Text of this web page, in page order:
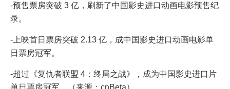
-预售票房突破 3 亿，刷新了中国影史进口动画电影预售纪
录。
-上映首日票房突破 2.13 亿，成中国影史进口动画电影单
日票房冠军。
-超过《复仇者联盟 4：终局之战》，成为中国影史进口片
单日票房冠军。（来源：cnBeta）